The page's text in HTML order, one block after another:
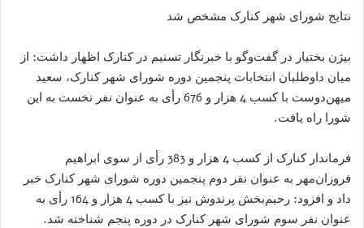
نتایج شورای شهر کنارک مشخص شد
بیژن بختیار در گفت‌وگو با خبرنگار تسنیم در کنارک اظهار داشت: از
میان داوطلبان انتخابات پنجمین دوره شورای شهر کنارک، سعید
میهن‌دوست با کسب 4 هزار و 676 رأی به عنوان نفر نخست به این
شورا راه یافت.
فرماندار کنارک از کسب 4 هزار و 383 رأی از سوی ابراهیم
فروزان‌مهر به عنوان نفر دوم پنجمین دوره شورای شهر کنارک خبر
داد و افزود: رحیم‌بخش پرندوش نیز با کسب 4 هزار و 164 رأی به
عنوان نفر سوم شورای شهر کنارک در دوره پنجم شناخته شد.